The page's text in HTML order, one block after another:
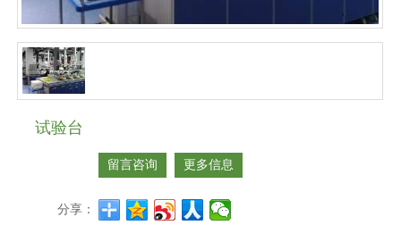
试验台
留言咨询 更多信息
分享：